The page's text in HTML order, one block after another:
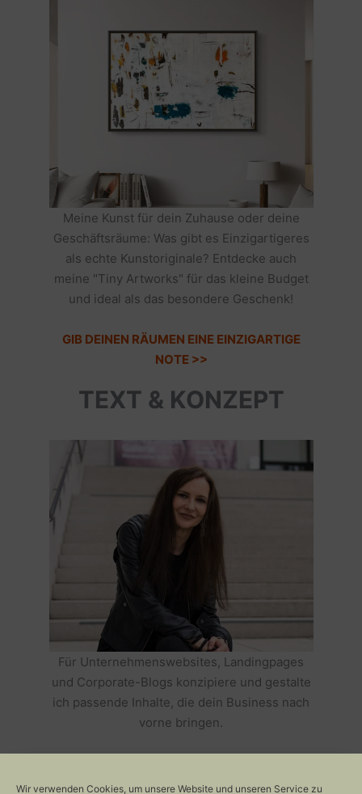
Wir verwenden Cookies, um unsere Website und unseren Service zu
Meine Kunst für dein Zuhause oder deine
Geschäftsräume: Was gibt es Einzigartigeres
als echte Kunstoriginale? Entdecke auch
meine "Tiny Artworks" für das kleine Budget
und ideal als das besondere Geschenk!
GIB DEINEN RÄUMEN EINE EINZIGARTIGE
NOTE >>
TEXT & KONZEPT
Für Unternehmenswebsites, Landingpages
und Corporate-Blogs konzipiere und gestalte
ich passende Inhalte, die dein Business nach
vorne bringen.
ERFOLGREICH MACHEN >>